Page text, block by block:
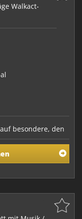
Walkact-
besondere, den
spezialisiert.